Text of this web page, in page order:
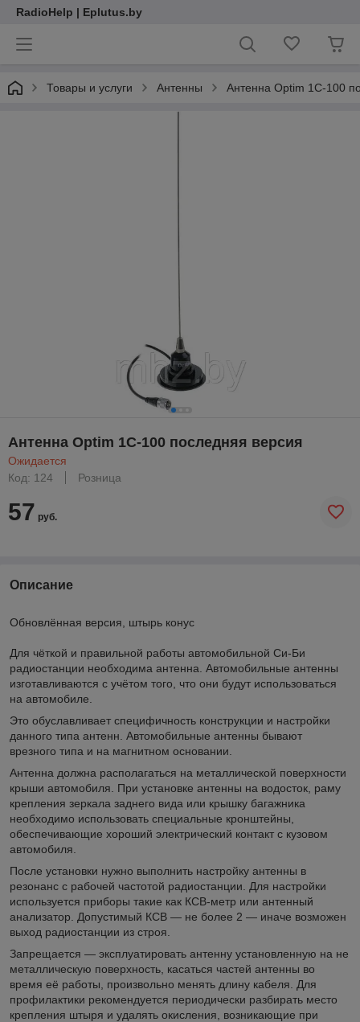
RadioHelp | Eplutus.by
Товары и услуги Антенны Антенна Optim 1C-100
Антенна Optim 1C-100 последняя версия
Ожидается
Код: 124
Розница
57 руб.
Описание
Обновлённая версия, штырь конус
Для чёткой и правильной работы автомобильной Си-Би
радиостанции необходима антенна. Автомобильные антенны
изготавливаются с учётом того, что они будут использоваться
на автомобиле.
Это обуславливает специфичность конструкции и настройки
данного типа антенн. Автомобильные антенны бывают
врезного типа и на магнитном основании.
Антенна должна располагаться на металлической поверхности
крыши автомобиля. При установке антенны на водосток, раму
крепления зеркала заднего вида или крышку багажника
необходимо использовать специальные кронштейны,
обеспечивающие хороший электрический контакт с кузовом
автомобиля.
После установки нужно выполнить настройку антенны в
резонанс с рабочей частотой радиостанции. Для настройки
используется приборы такие как КСВ-метр или антенный
анализатор. Допустимый КСВ — не более 2 — иначе возможен
выход радиостанции из строя.
Запрещается — эксплуатировать антенну установленную на не
металлическую поверхность, касаться частей антенны во
время её работы, произвольно менять длину кабеля. Для
профилактики рекомендуется периодически разбирать место
крепления штыря и удалять окисления, возникающие при